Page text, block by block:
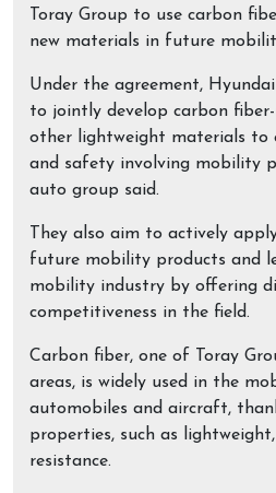
Toray Group to use carbon
new materials in future
Under the agreement,
to jointly develop carbon
other lightweight materials to
and safety involving mobility
auto group said.
They also aim to actively
future mobility products and
mobility industry by offering
competitiveness in the field.
Carbon fiber, one of Toray
areas, is widely used in the
automobiles and aircraft,
properties, such as
resistance.